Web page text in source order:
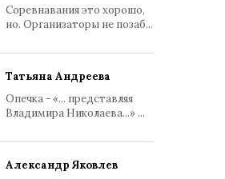
Соревнавания это хорошо,
но. Организаторы не позаб...
Татьяна Андреева
Опечка - «... представляя
Владимира Николаева...» ...
Александр Яковлев